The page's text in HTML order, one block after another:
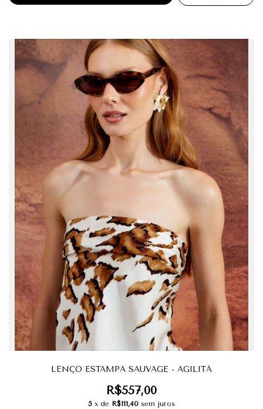
LENÇO ESTAMPA SAUVAGE - AGILITÁ
R$557,00
5 x de R$111,40 sem juros